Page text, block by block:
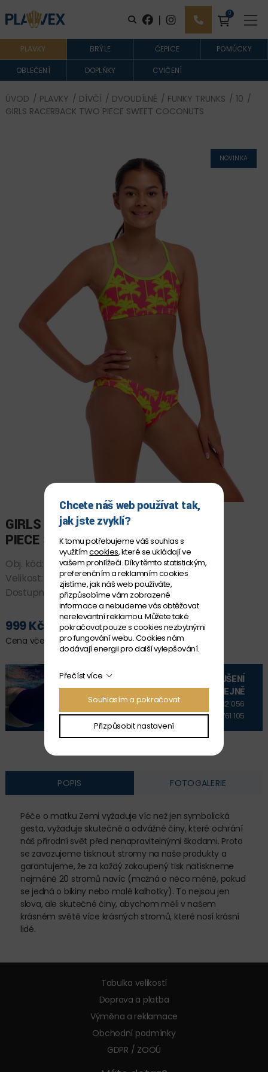
| 0
PLAVKY BRÝLE ČEPICE POMŮCKY
OBLEČENÍ DOPLŇKY CVIČENÍ
ÚVOD / PLAVKY / DÍVČÍ / DVOUDÍLNÉ / FUNKY TRUNKS / 10 /
GIRLS RACERBACK TWO PIECE SWEET COCONUTS
NOVINKA
GIRLS RACERBACK TWO
PIECE SWEET COCONUTS
Obj. kód:
*FKS035G7222910
Velikost:
Dostupnost:SKLADEM
999 Kč
Cena včetně DPH
PŘIDAT DO KOŠÍKU
VYZKOUŠENÍ
NA PRODEJNĚ
+420 606 912 056
+420 606 761 105
POPIS FOTOGALERIE
Péče o matku Zemi vyžaduje víc než jen symbolická
gesta, vyžaduje skutečné a odvážné činy, které ochrání
náš přírodní svět před nenapravitelnými škodami. Proto
se zavazujeme tisknout stromy na naše produkty a
garantujeme, že za každý zakoupený tisk natiskneme
nejméně 20 stromů navíc (možná o něco méně, pokud
se jedná o bikiny nebo malé kalhotky). To nejsou jen
slova, ale skutečné činy, abychom měli v našem
krásném světě více krásných stromů, které nosí krásní
lidé.
Tabulka velikostí
Doprava a platba
Výměna a reklamace
Obchodní podmínky
GDPR / ZOOÚ
Chcete náš web používat tak,
jak jste zvyklí?
K tomu potřebujeme váš souhlas s
využitímcookies, které se ukládají ve
vašem prohlížeči. Díky těmto statistickým,
preferenčním a reklamním cookies
zjistíme, jak náš web používáte,
přizpůsobíme vám zobrazené
informace a nebudeme vás obtěžovat
nerelevantní reklamou. Můžete také
pokračovat pouze s cookies nezbytnými
pro fungování webu. Cookies nám
dodávají energii pro další vylepšování.
Přečíst více
Souhlasím a pokračovat
Přizpůsobit nastavení